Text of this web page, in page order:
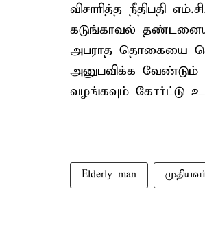
விசாரித்த நீதிபதி
கடுங்காவல்
அபராத தொகையை
அனுபவிக்க வேண்டும்
வழங்கவும் கோர்ட்டு
Elderly man முதியவர்